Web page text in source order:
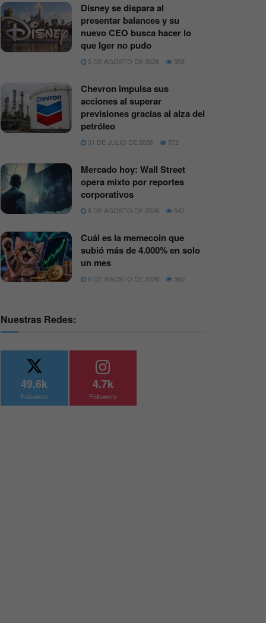
Disney se dispara al
presentar balances y su
nuevo CEO busca hacer lo
que Iger no pudo
5 DE AGOSTO DE 2026 558
Chevron impulsa sus
acciones al superar
previsiones gracias al alza del
petróleo
31 DE JULIO DE 2026 572
Mercado hoy: Wall Street
opera mixto por reportes
corporativos
6 DE AGOSTO DE 2026 542
Cuál es la memecoin que
subió más de 4.000% en solo
un mes
6 DE AGOSTO DE 2026 560
Nuestras Redes:
49.6k
Followers
4.7k
Followers